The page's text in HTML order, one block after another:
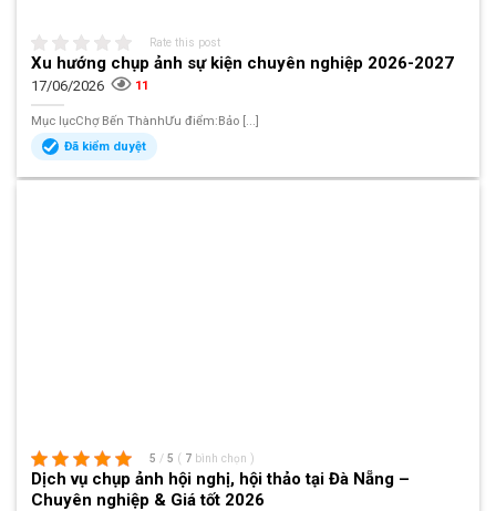
Rate this post
Xu hướng chụp ảnh sự kiện chuyên nghiệp 2026-2027
17/06/2026 11
Mục lụcChợ Bến ThànhƯu điểm:Bảo [...]
Đã kiểm duyệt
5 / 5 ( 7 bình chọn )
Dịch vụ chụp ảnh hội nghị, hội thảo tại Đà Nẵng –
Chuyên nghiệp & Giá tốt 2026